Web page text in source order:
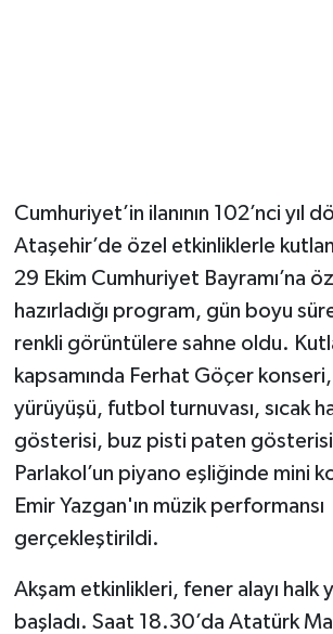
Cumhuriyet’in ilanının 102’nci yıl
Ataşehir’de özel etkinliklerle
29 Ekim Cumhuriyet Bayramı’na
hazırladığı program, gün boyu
renkli görüntülere sahne oldu.
kapsamında Ferhat Göçer
yürüyüşü, futbol turnuvası, sıcak
gösterisi, buz pisti paten
Parlakol’un piyano eşliğinde mini
Emir Yazgan'ın müzik performansı
gerçekleştirildi.
Akşam etkinlikleri, fener alayı halk
başladı. Saat 18.30’da Atatürk